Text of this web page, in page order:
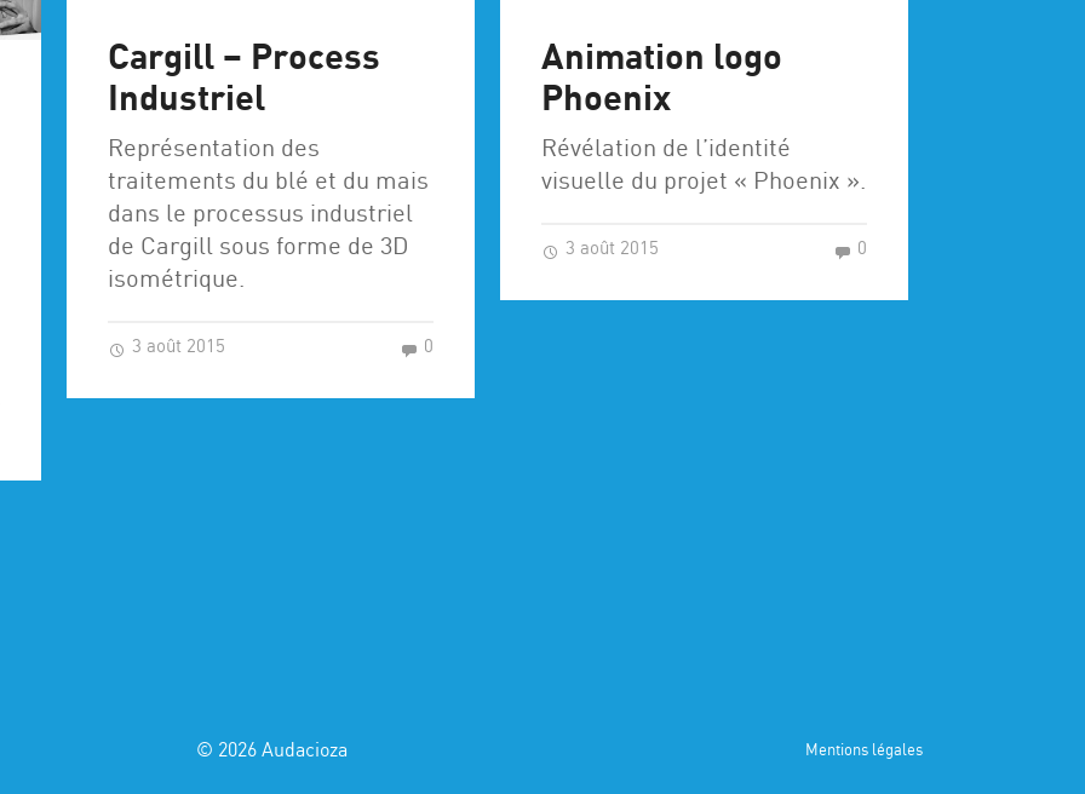
Cargill – Process
Industriel
Représentation des
traitements du blé et du mais
dans le processus industriel
de Cargill sous forme de 3D
isométrique.
3 août 2015 0
Animation logo
Phoenix
Révélation de l’identité
visuelle du projet « Phoenix ».
3 août 2015 0
© 2026 Audacioza Mentions légales